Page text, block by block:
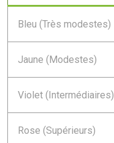
Bleu (Très modestes)
Jaune (Modestes)
Violet (Intermédiaires)
Rose (Supérieurs)